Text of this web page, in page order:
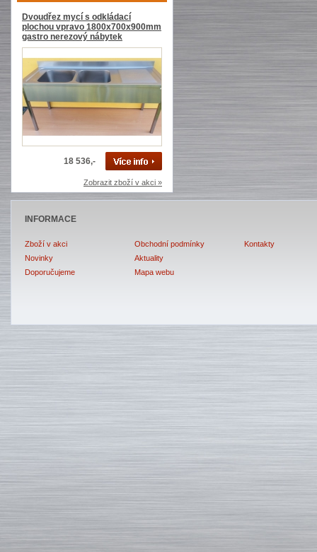
Dvoudřez mycí s odkládací
plochou vpravo 1800x700x900mm
gastro nerezový nábytek
18 536,-
Zobrazit zboží v akci »
INFORMACE
Zboží v akci
Novinky
Doporučujeme
Obchodní podmínky
Aktuality
Mapa webu
Kontakty